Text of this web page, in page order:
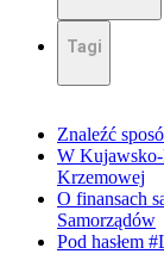
Tagi
Znaleźć
W
Krzemowej
O finansach
Samorządów
Pod hasłem